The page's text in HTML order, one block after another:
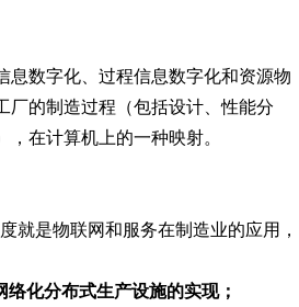
数字化、过程信息数字化和资源物
的制造过程（包括设计、性能分
在计算机上的一种映射。
就是物联网和服务在制造业的应用，
化分布式生产设施的实现；